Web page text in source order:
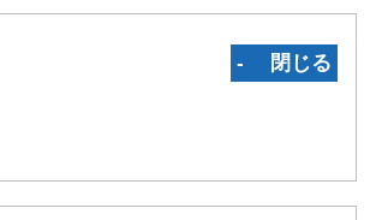
‐ 閉じる